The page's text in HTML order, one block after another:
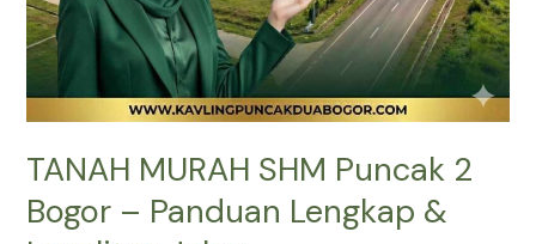
TANAH MURAH SHM Puncak 2
Bogor – Panduan Lengkap &